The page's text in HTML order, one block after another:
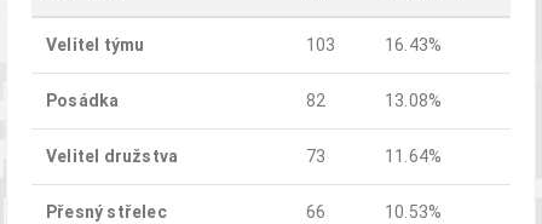
Velitel týmu 103 16.43%
Posádka 82 13.08%
Velitel družstva 73 11.64%
Přesný střelec 66 10.53%